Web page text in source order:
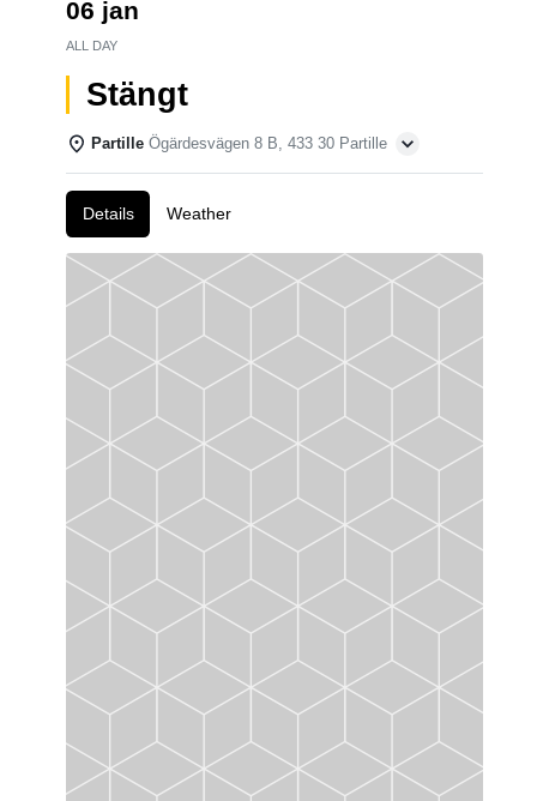
06 jan
ALL DAY
Stängt
Partille Ögärdesvägen 8 B, 433 30 Partille
Details Weather